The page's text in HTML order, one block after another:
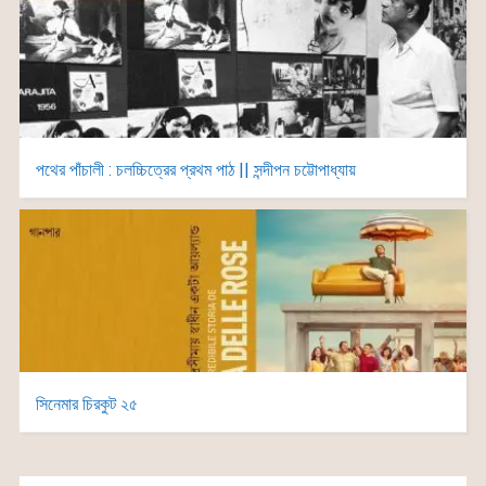
পথের পাঁচালী : চলচ্চিত্রের প্রথম পাঠ || সন্দীপন চট্টোপাধ্যায়
সিনেমার চিরকুট ২৫